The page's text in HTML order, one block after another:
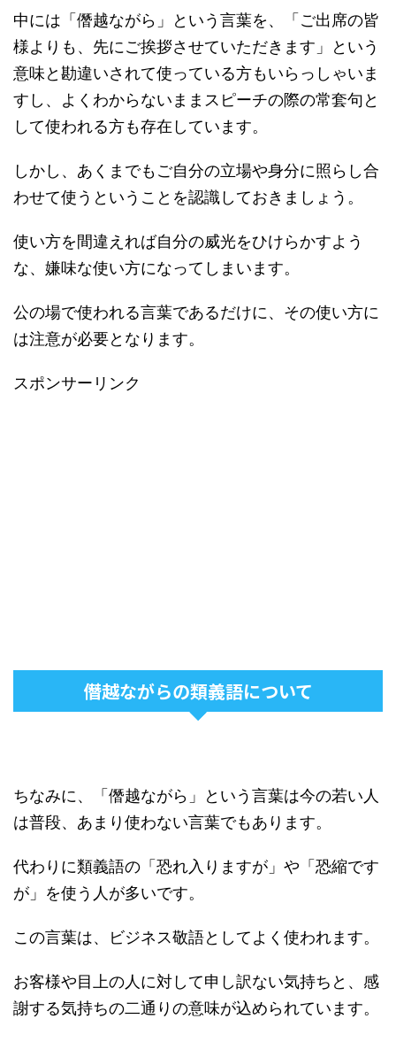
中には「僭越ながら」という言葉を、「ご出席の皆
様よりも、先にご挨拶させていただきます」という
意味と勘違いされて使っている方もいらっしゃいま
すし、よくわからないままスピーチの際の常套句と
して使われる方も存在しています。
しかし、あくまでもご自分の立場や身分に照らし合
わせて使うということを認識しておきましょう。
使い方を間違えれば自分の威光をひけらかすよう
な、嫌味な使い方になってしまいます。
公の場で使われる言葉であるだけに、その使い方に
は注意が必要となります。
スポンサーリンク
僭越ながらの類義語について
ちなみに、「僭越ながら」という言葉は今の若い人
は普段、あまり使わない言葉でもあります。
代わりに類義語の「恐れ入りますが」や「恐縮です
が」を使う人が多いです。
この言葉は、ビジネス敬語としてよく使われます。
お客様や目上の人に対して申し訳ない気持ちと、感
謝する気持ちの二通りの意味が込められています。